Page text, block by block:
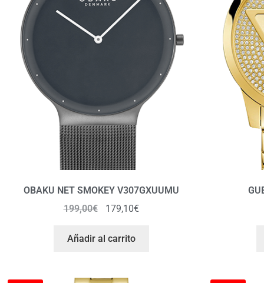
OBAKU NET SMOKEY V307GXUUMU
199,00€ 179,10€
Añadir al carrito